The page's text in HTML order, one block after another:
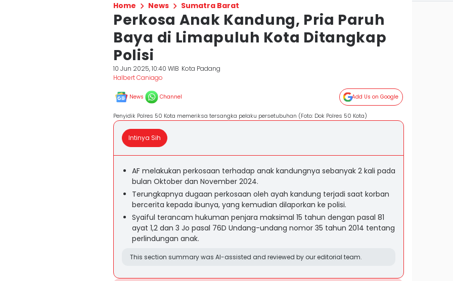
Home News Sumatra Barat
Perkosa Anak Kandung, Pria Paruh
Baya di Limapuluh Kota Ditangkap
Polisi
10 Jun 2025, 10:40 WIB Kota Padang
Halbert Caniago
News Channel Add Us on Google
Penyidik Polres 50 Kota memeriksa tersangka pelaku persetubuhan (Foto: Dok Polres 50 Kota)
Intinya Sih
AF melakukan perkosaan terhadap anak kandungnya sebanyak 2 kali pada
bulan Oktober dan November 2024.
Terungkapnya dugaan perkosaan oleh ayah kandung terjadi saat korban
bercerita kepada ibunya, yang kemudian dilaporkan ke polisi.
Syaiful terancam hukuman penjara maksimal 15 tahun dengan pasal 81
ayat 1,2 dan 3 Jo pasal 76D Undang-undang nomor 35 tahun 2014 tentang
perlindungan anak.
This section summary was AI-assisted and reviewed by our editorial team.